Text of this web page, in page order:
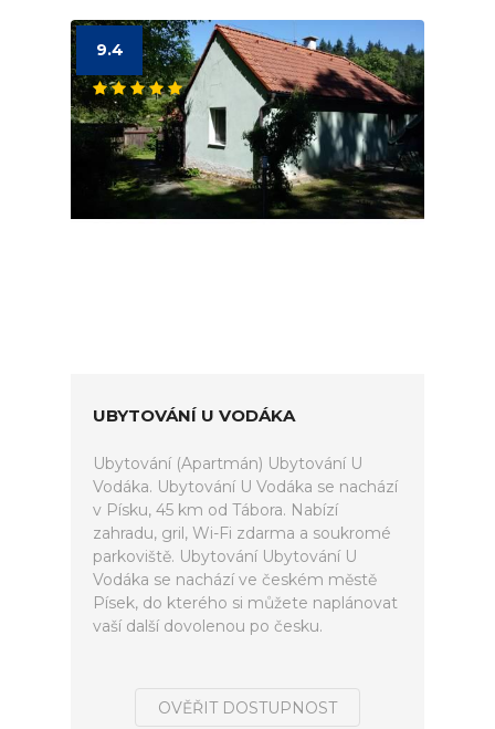
9.4
UBYTOVÁNÍ U VODÁKA
Ubytování (Apartmán) Ubytování U
Vodáka. Ubytování U Vodáka se nachází
v Písku, 45 km od Tábora. Nabízí
zahradu, gril, Wi-Fi zdarma a soukromé
parkoviště. Ubytování Ubytování U
Vodáka se nachází ve českém městě
Písek, do kterého si můžete naplánovat
vaší další dovolenou po česku.
OVĚŘIT DOSTUPNOST